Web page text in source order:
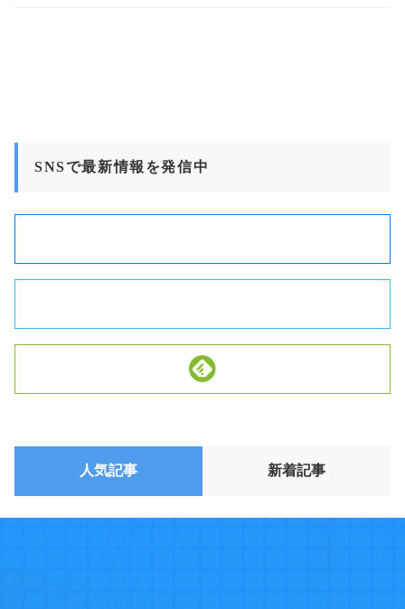
SNSで最新情報を発信中
人気記事 新着記事